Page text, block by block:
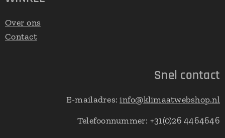
Over ons
Contact
Snel contact
E-mailadres:info@klimaatwebshop.nl
Telefoonnummer: +31(0)26 4464646